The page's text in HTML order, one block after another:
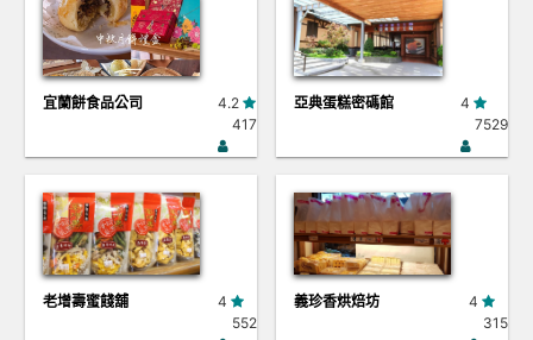
宜蘭餅食品公司
4.2
417
亞典蛋糕密碼館
4
7529
老增壽蜜餞舖
4
552
義珍香烘焙坊
4
315